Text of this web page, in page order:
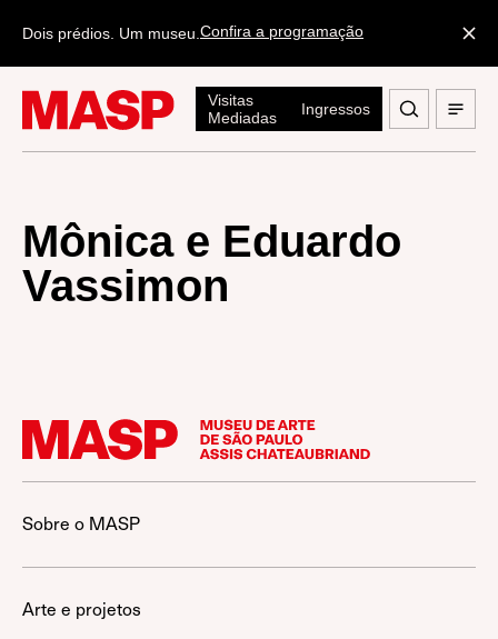
Dois prédios. Um museu. Confira a programação
Visitas
Mediadas
Ingressos
Mônica e Eduardo
Vassimon
Sobre o MASP
Arte e projetos